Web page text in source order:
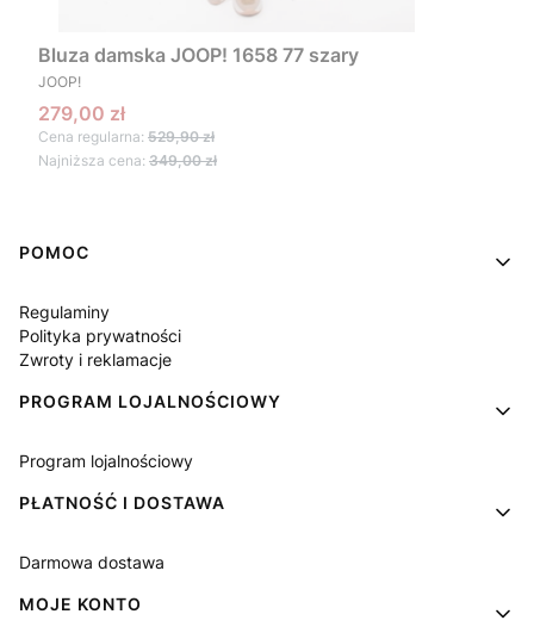
Bluza damska JOOP! 1658 77 szary
PRODUCENT
JOOP!
Cena promocyjna
279,00 zł
Cena regularna: 529,90 zł
Najniższa cena: 349,00 zł
Linki w stopce
POMOC
Regulaminy
Polityka prywatności
Zwroty i reklamacje
PROGRAM LOJALNOŚCIOWY
Program lojalnościowy
PŁATNOŚĆ I DOSTAWA
Darmowa dostawa
MOJE KONTO